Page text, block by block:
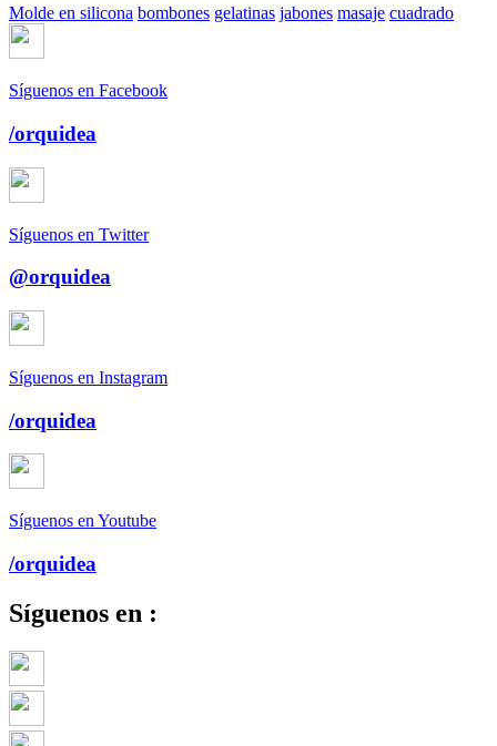
Molde en silicona bombones gelatinas jabones masaje cuadrado
Síguenos en Facebook
/orquidea
Síguenos en Twitter
@orquidea
Síguenos en Instagram
/orquidea
Síguenos en Youtube
/orquidea
Síguenos en :